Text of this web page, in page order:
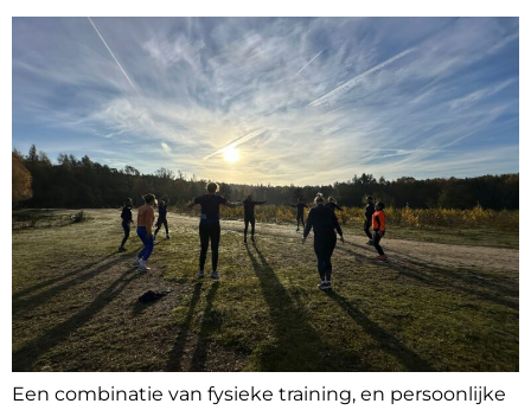
Een combinatie van fysieke training, en persoonlijke